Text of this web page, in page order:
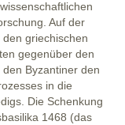
Auf der
griechischen
gegenüber den
Byzantiner den
in die
Die Schenkung
1468 (das